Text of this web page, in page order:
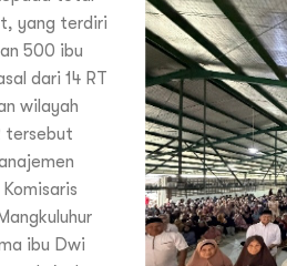
yang terdiri
500 ibu
dari 14 RT
wilayah
tersebut
ibu Dwi